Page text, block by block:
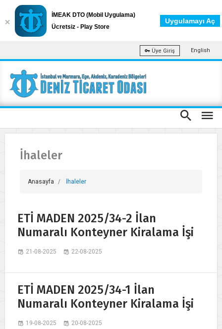
Üye Giriş English
İhaleler
Anasayfa İhaleler
ETİ MADEN 2025/34-2 İlan
Numaralı Konteyner Kiralama İşi
21-08-2025 22-08-2025
ETİ MADEN 2025/34-1 İlan
Numaralı Konteyner Kiralama İşi
19-08-2025 20-08-2025
İMEAK DTO (Mobil Uygulama)
Ücretsiz - Play Store
Uygulamayı Aç